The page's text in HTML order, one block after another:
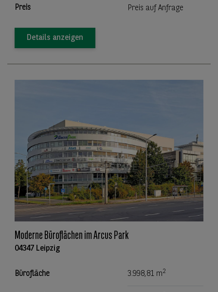
Preis Preis auf Anfrage
Details anzeigen
Moderne Büroflächen im Arcus Park
04347 Leipzig
Bürofläche 3.998,81 m2